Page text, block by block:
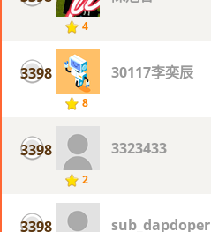
4
3398
8
30117李奕辰
3398
2
3323433
3398 sub_dapdoper